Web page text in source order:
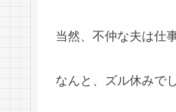
当然、不仲な夫は仕
なんと、ズル休みでし